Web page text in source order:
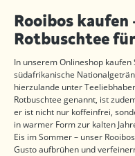
Rooibos
Rotbuschtee
In unserem Onlineshop kaufen
südafrikanische
hierzulande unter
Rotbuschtee genannt, ist
er ist nicht nur koffeinfrei,
in warmer Form zur kalten
Eis im Sommer – unser
Gusto aufbrühen und